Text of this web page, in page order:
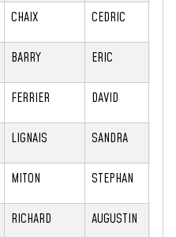
CHAIX CEDRIC
BARRY ERIC
FERRIER DAVID
LIGNAIS SANDRA
MITON STEPHAN
RICHARD AUGUSTIN